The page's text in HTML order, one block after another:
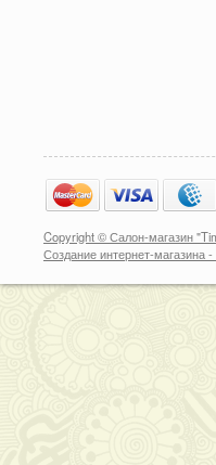
Copyright © Салон-магазин
Создание интернет-магазина-